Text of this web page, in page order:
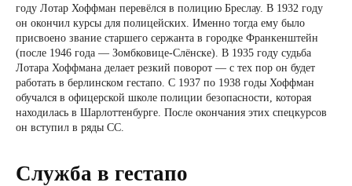
году Лотар Хоффман перевёлся в полицию Бреслау. В 1932 году
он окончил курсы для полицейских. Именно тогда ему было
присвоено звание старшего сержанта в городке Франкенштейн
(после 1946 года — Зомбковице-Слёнске). В 1935 году судьба
Лотара Хоффмана делает резкий поворот — с тех пор он будет
работать в берлинском гестапо. С 1937 по 1938 годы Хоффман
обучался в офицерской школе полиции безопасности, которая
находилась в Шарлоттенбурге. После окончания этих спецкурсов
он вступил в ряды СС.
Служба в гестапо